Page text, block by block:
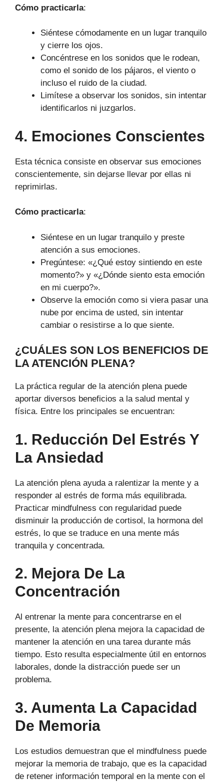
Cómo practicarla:
Siéntese cómodamente en un lugar tranquilo
y cierre los ojos.
Concéntrese en los sonidos que le rodean,
como el sonido de los pájaros, el viento o
incluso el ruido de la ciudad.
Limítese a observar los sonidos, sin intentar
identificarlos ni juzgarlos.
4. Emociones Conscientes
Esta técnica consiste en observar sus emociones
conscientemente, sin dejarse llevar por ellas ni
reprimirlas.
Cómo practicarla:
Siéntese en un lugar tranquilo y preste
atención a sus emociones.
Pregúntese: «¿Qué estoy sintiendo en este
momento?» y «¿Dónde siento esta emoción
en mi cuerpo?».
Observe la emoción como si viera pasar una
nube por encima de usted, sin intentar
cambiar o resistirse a lo que siente.
¿CUÁLES SON LOS BENEFICIOS DE
LA ATENCIÓN PLENA?
La práctica regular de la atención plena puede
aportar diversos beneficios a la salud mental y
física. Entre los principales se encuentran:
1. Reducción Del Estrés Y
La Ansiedad
La atención plena ayuda a ralentizar la mente y a
responder al estrés de forma más equilibrada.
Practicar mindfulness con regularidad puede
disminuir la producción de cortisol, la hormona del
estrés, lo que se traduce en una mente más
tranquila y concentrada.
2. Mejora De La
Concentración
Al entrenar la mente para concentrarse en el
presente, la atención plena mejora la capacidad de
mantener la atención en una tarea durante más
tiempo. Esto resulta especialmente útil en entornos
laborales, donde la distracción puede ser un
problema.
3. Aumenta La Capacidad
De Memoria
Los estudios demuestran que el mindfulness puede
mejorar la memoria de trabajo, que es la capacidad
de retener información temporal en la mente con el